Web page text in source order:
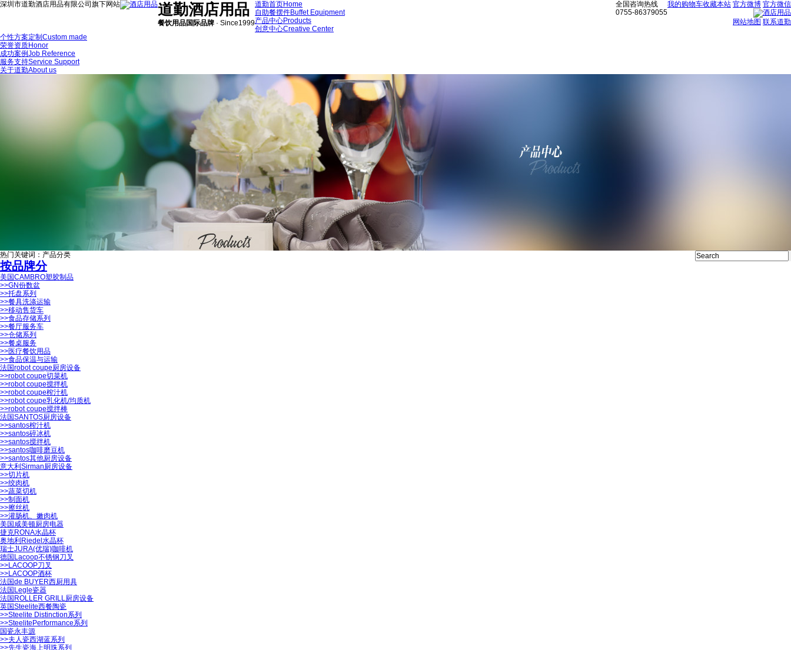
深圳市道勤酒店用品有限公司旗下网站 我的购物车收藏本站 官方微博 官方微信
网站地图 联系道勤
道勤酒店用品
餐饮用品国际品牌 · Since1999
全国咨询热线
0755-86379055
道勤首页Home
自助餐摆件Buffet Equipment
产品中心Products
创意中心Creative Center
个性方案定制 Custom made
荣誉资质Honor
成功案例Job Reference
服务支持Service Support
关于道勤About us
热门关键词： 产品分类
按品牌分
美国CAMBRO塑胶制品
>>GN份数盆
>>托盘系列
>>餐具洗涤运输
>>移动售货车
>>食品存储系列
>>餐厅服务车
>>仓储系列
>>餐桌服务
>>医疗餐饮用品
>>食品保温与运输
法国robot coupe厨房设备
>>robot coupe切菜机
>>robot coupe搅拌机
>>robot coupe榨汁机
>>robot coupe乳化机/均质机
>>robot coupe搅拌棒
法国SANTOS厨房设备
>>santos榨汁机
>>santos碎冰机
>>santos搅拌机
>>santos咖啡磨豆机
>>santos其他厨房设备
意大利Sirman厨房设备
>>切片机
>>绞肉机
>>蔬菜切机
>>制面机
>>擦丝机
>>灌肠机、嫩肉机
美国咸美顿厨房电器
捷克RONA水晶杯
奥地利Riedel水晶杯
瑞士JURA(优瑞)咖啡机
德国Lacoop不锈钢刀叉
>>LACOOP刀叉
>>LACOOP酒杯
法国de BUYER西厨用具
法国Legle瓷器
法国ROLLER GRILL厨房设备
英国Steelite西餐陶瓷
>>Steelite Distinction系列
>>SteelitePerformance系列
国瓷永丰源
>>夫人瓷西湖蓝系列
>>先生瓷海上明珠系列